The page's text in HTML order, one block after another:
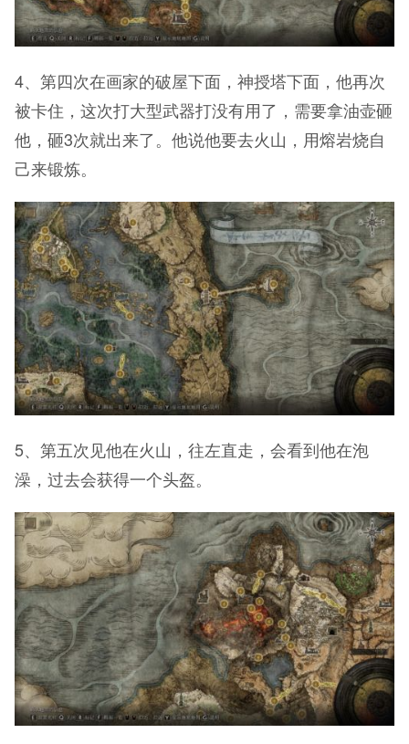
4、第四次在画家的破屋下面，神授塔下面，他再次
被卡住，这次打大型武器打没有用了，需要拿油壶砸
他，砸3次就出来了。他说他要去火山，用熔岩烧自
己来锻炼。
5、第五次见他在火山，往左直走，会看到他在泡
澡，过去会获得一个头盔。